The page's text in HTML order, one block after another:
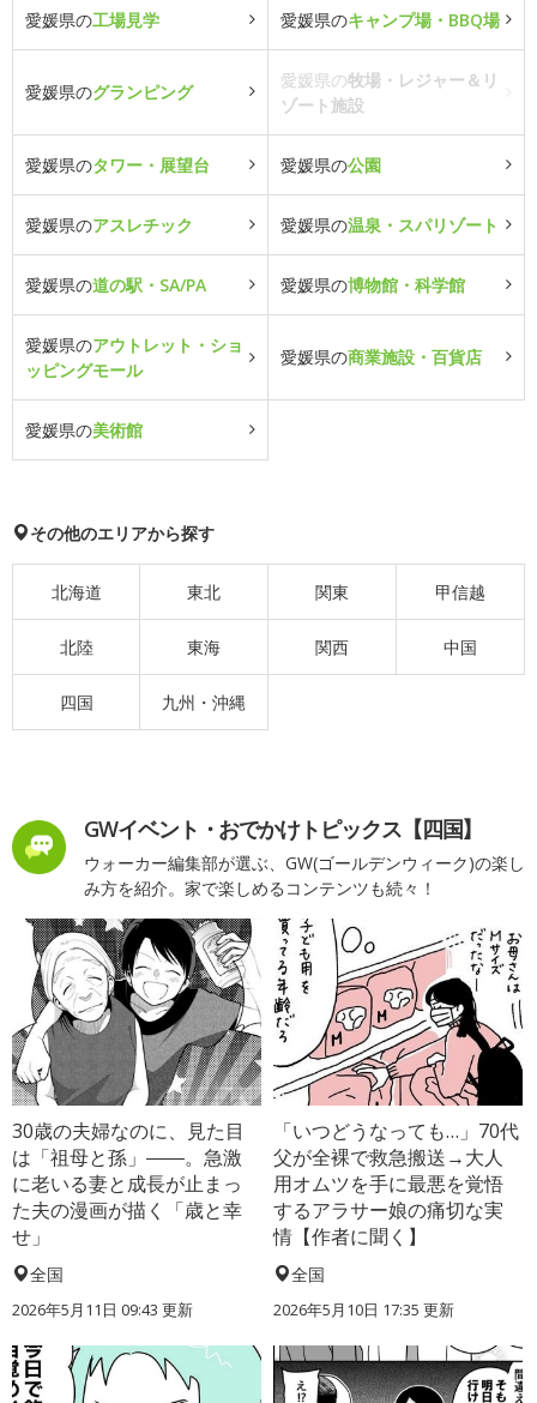
愛媛県の工場見学 愛媛県のキャンプ場・BBQ場
愛媛県のグランピング
愛媛県の牧場・レジャー＆リ
ゾート施設
愛媛県のタワー・展望台 愛媛県の公園
愛媛県のアスレチック 愛媛県の温泉・スパリゾート
愛媛県の道の駅・SA/PA 愛媛県の博物館・科学館
愛媛県のアウトレット・ショ
ッピングモール
愛媛県の商業施設・百貨店
愛媛県の美術館
その他のエリアから探す
北海道 東北 関東 甲信越
北陸 東海 関西 中国
四国 九州・沖縄
GWイベント・おでかけトピックス【四国】
ウォーカー編集部が選ぶ、GW(ゴールデンウィーク)の楽し
み方を紹介。家で楽しめるコンテンツも続々！
30歳の夫婦なのに、見た目
は「祖母と孫」――。急激
に老いる妻と成長が止まっ
た夫の漫画が描く「歳と幸
せ」
全国
2026年5月11日 09:43 更新
「いつどうなっても…」70代
父が全裸で救急搬送→大人
用オムツを手に最悪を覚悟
するアラサー娘の痛切な実
情【作者に聞く】
全国
2026年5月10日 17:35 更新